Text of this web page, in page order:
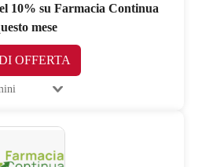
10% su Farmacia Continua
mese
OFFERTA